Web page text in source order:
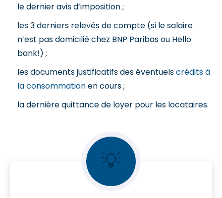
le dernier avis d’imposition ;
les 3 derniers relevés de compte (si le salaire
n’est pas domicilié chez BNP Paribas ou Hello
bank!) ;
les documents justificatifs des éventuelscrédits à
la consommationen cours ;
la dernière quittance de loyer pour les locataires.
💡